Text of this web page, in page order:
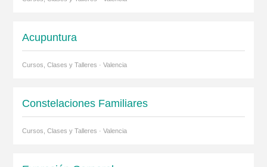
Acupuntura
Cursos, Clases y Talleres · Valencia
Constelaciones Familiares
Cursos, Clases y Talleres · Valencia